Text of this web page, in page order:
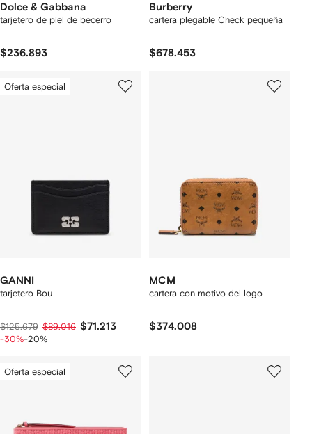
Dolce & Gabbana
tarjetero de piel de becerro
$236.893
Burberry
cartera plegable Check pequeña
$678.453
Oferta especial
GANNI
tarjetero Bou
$125.679 $89.016 $71.213
-30%-20%
MCM
cartera con motivo del logo
$374.008
Oferta especial